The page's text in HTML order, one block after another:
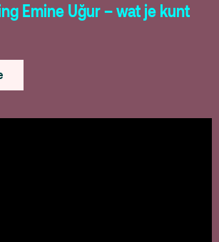
Emine Uğur – wat je kunt